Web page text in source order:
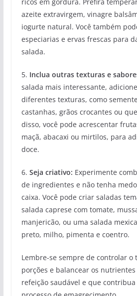
azeite extravirgem, vinagre
iogurte natural. Você também
especiarias e ervas frescas para
salada.
5. Inclua outras texturas e
salada mais interessante,
diferentes texturas, como
castanhas, grãos crocantes ou
disso, você pode acrescentar
maçã, abacaxi ou mirtilos, para
doce.
6. Seja criativo: Experimente
de ingredientes e não tenha
caixa. Você pode criar saladas
salada caprese com tomate,
manjericão, ou uma salada
preto, milho, pimenta e coentro.
Lembre-se sempre de controlar o
porções e balancear os
refeição saudável e que